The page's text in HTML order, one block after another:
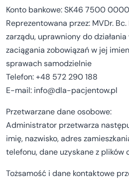
Konto bankowe: SK46 7500
Reprezentowana przez: MVDr.
zarządu, uprawniony do działania
zaciągania zobowiązań w jej
sprawach samodzielnie
Telefon: +48 572 290 188
E-mail: info@dla-pacjentow.pl
Przetwarzane dane osobowe:
Administrator przetwarza
imię, nazwisko, adres
telefonu, dane uzyskane z plików
Tożsamość i dane kontaktowe